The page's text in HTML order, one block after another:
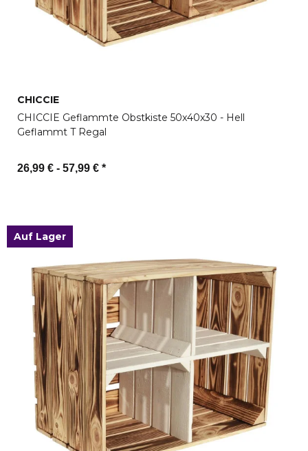
CHICCIE
CHICCIE Geflammte Obstkiste 50x40x30 - Hell
Geflammt T Regal
26,99 € - 57,99 € *
Auf Lager